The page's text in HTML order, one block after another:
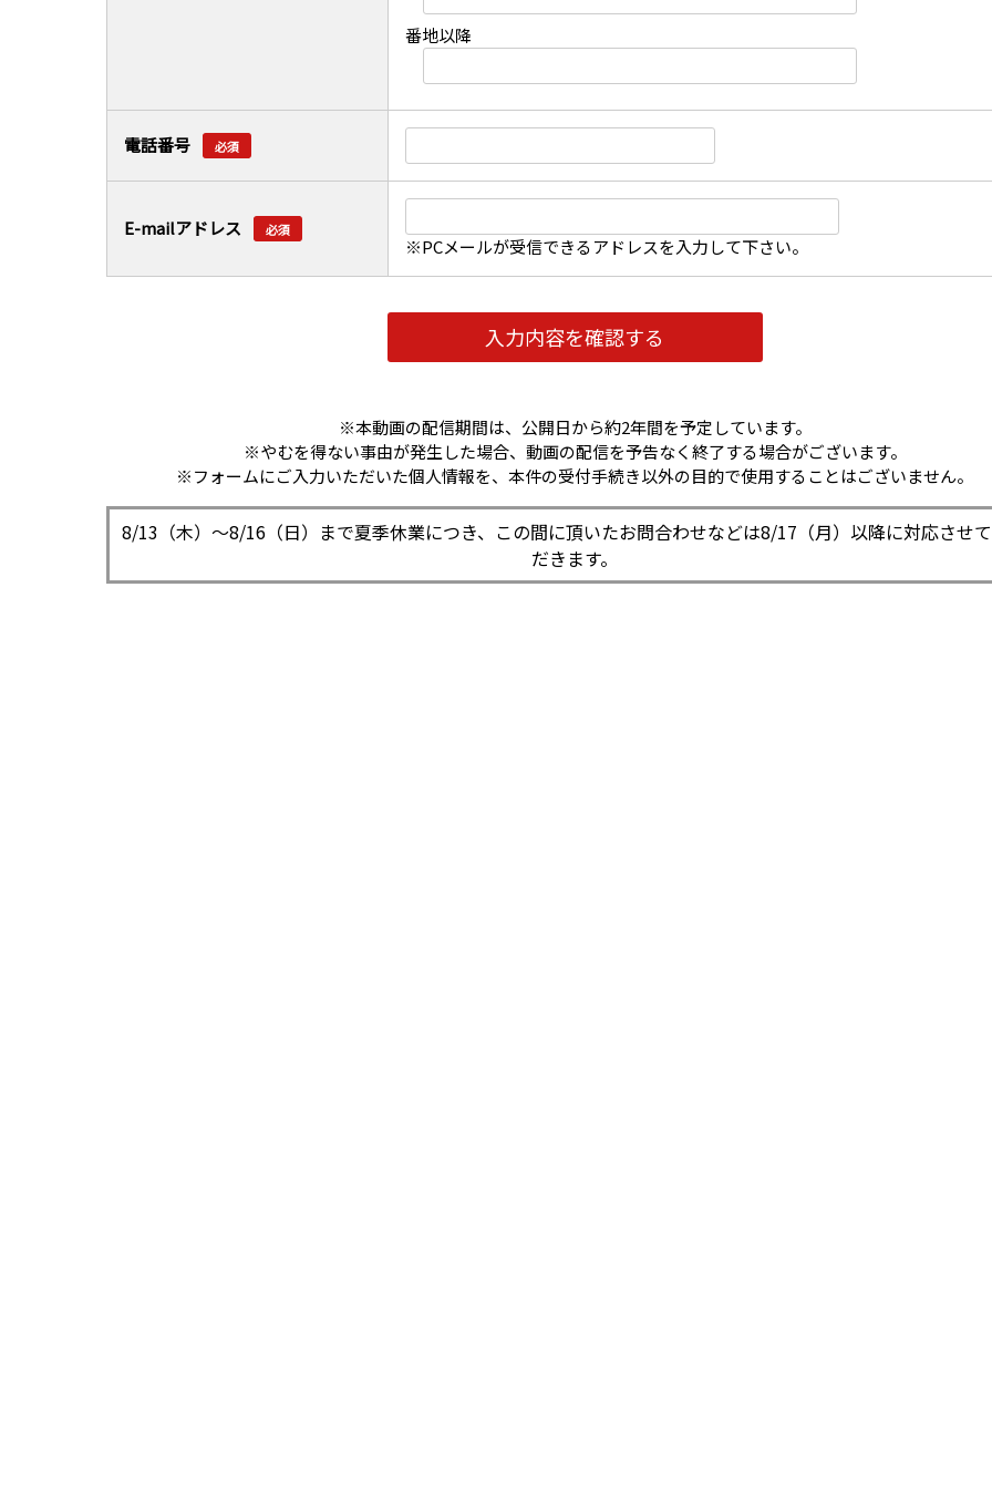
番地以降
電話番号 必須
E-mailアドレス 必須
※PCメールが受信できるアドレスを入力して下さい。
※本動画の配信期間は、公開日から約2年間を予定しています。
※やむを得ない事由が発生した場合、動画の配信を予告なく終了する場合がございます。
※フォームにご入力いただいた個人情報を、本件の受付手続き以外の目的で使用することはございません。
8/13（木）〜8/16（日）まで夏季休業につき、この間に頂いたお問合わせなどは8/17（月）以降に対応させ
だきます。